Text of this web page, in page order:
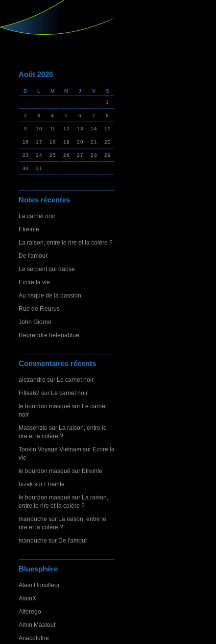
Août 2026
D L M M J V S
1
2 3 4 5 6 7 8
9 10 11 12 13 14 15
16 17 18 19 20 21 22
23 24 25 26 27 28 29
30 31
Notes récentes
Le carnet noir
Etreinte
La raison, entre le rire et la colère ?
De l'amour
Le serpent qui danse
Ecrire la vie
Au risque de la passion
Rue de Fleurus
John Giorno
Reprendre helenablue...
Commentaires récents
alezandro sur Le carnet noir
Fifika62 sur Le carnet noir
le bourdon masqué sur Le carnet
noir
Massenzio sur La raison, entre le
rire et la colère ?
Tonkin Voyage Vietnam sur Ecrire la
vie
le bourdon masqué sur Etreinte
bizak sur Etreinte
le bourdon masqué sur La raison,
entre le rire et la colère ?
manouche sur La raison, entre le
rire et la colère ?
manouche sur De l'amour
Bluesphère
Alain Horvilleur
AlainX
Alterego
Amin Maalouf
Anacoluthe